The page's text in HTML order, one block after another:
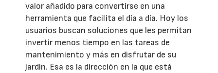
valor añadido para convertirse en una
herramienta que facilita el día a día. Hoy los
usuarios buscan soluciones que les permitan
invertir menos tiempo en las tareas de
mantenimiento y más en disfrutar de su
jardín. Esa es la dirección en la que está